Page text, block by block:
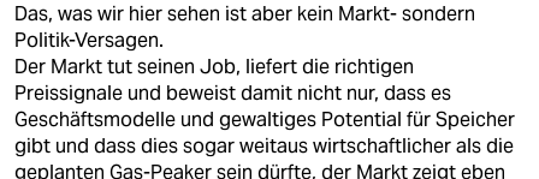
Das, was wir hier sehen ist aber kein Markt- sondern
Politik-Versagen.
Der Markt tut seinen Job, liefert die richtigen
Preissignale und beweist damit nicht nur, dass es
Geschäftsmodelle und gewaltiges Potential für Speicher
gibt und dass dies sogar weitaus wirtschaftlicher als die
geplanten Gas-Peaker sein dürfte, der Markt zeigt eben